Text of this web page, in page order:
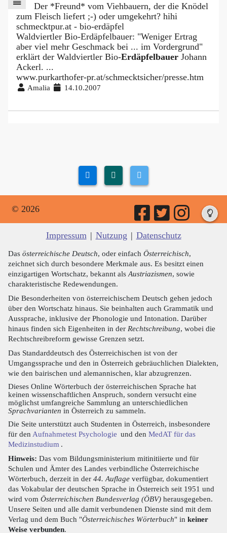
Der *Freund* vom Viehbauern, der die Knödel
zum Fleisch liefert ;-) oder umgekehrt? hihi
schmecktpur.at - bio-erdäpfel
Waldviertler Bio-Erdäpfelbauer: "Weniger Ertrag
aber viel mehr Geschmack bei ... im Vordergrund"
erklärt der Waldviertler Bio-Erdäpfelbauer Johann
Ackerl. ...
www.purkarthofer-pr.at/schmecktsicher/presse.htm
Amalia 14.10.2007
© 2026
Impressum | Nutzung | Datenschutz
Das österreichische Deutsch, oder einfach Österreichisch,
zeichnet sich durch besondere Merkmale aus. Es besitzt einen
einzigartigen Wortschatz, bekannt als Austriazismen, sowie
charakteristische Redewendungen.
Die Besonderheiten von österreichischem Deutsch gehen jedoch
über den Wortschatz hinaus. Sie beinhalten auch Grammatik und
Aussprache, inklusive der Phonologie und Intonation. Darüber
hinaus finden sich Eigenheiten in der Rechtschreibung, wobei die
Rechtschreibreform gewisse Grenzen setzt.
Das Standarddeutsch des Österreichischen ist von der
Umgangssprache und den in Österreich gebräuchlichen Dialekten,
wie den bairischen und alemannischen, klar abzugrenzen.
Dieses Online Wörterbuch der österreichischen Sprache hat
keinen wissenschaftlichen Anspruch, sondern versucht eine
möglichst umfangreiche Sammlung an unterschiedlichen
Sprachvarianten in Österreich zu sammeln.
Die Seite unterstützt auch Studenten in Österreich, insbesondere
für den Aufnahmetest Psychologie und den MedAT für das
Medizinstudium .
Hinweis: Das vom Bildungsministerium mitinitiierte und für
Schulen und Ämter des Landes verbindliche Österreichische
Wörterbuch, derzeit in der 44. Auflage verfügbar, dokumentiert
das Vokabular der deutschen Sprache in Österreich seit 1951 und
wird vom Österreichischen Bundesverlag (ÖBV) herausgegeben.
Unsere Seiten und alle damit verbundenen Dienste sind mit dem
Verlag und dem Buch "Österreichisches Wörterbuch" in keiner
Weise verbunden.